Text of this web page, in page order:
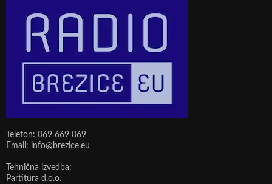
Telefon: 069 669 069
Email: info@brezice.eu
Tehnična izvedba:
Partitura d.o.o.